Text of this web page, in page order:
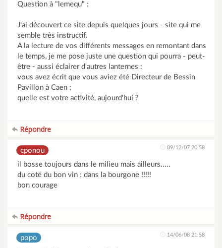
Question à "lemequ" :
J'ai découvert ce site depuis quelques jours - site qui me
semble très instructif.
A la lecture de vos différents messages en remontant dans
le temps, je me pose juste une question qui pourra - peut-
être - aussi éclairer d'autres lanternes :
vous avez écrit que vous aviez été Directeur de Bessin
Pavillon à Caen ;
quelle est votre activité, aujourd'hui ?
Répondre
cponou 09/12/07 20:58
il bosse toujours dans le milieu mais ailleurs.....
du coté du bon vin : dans la bourgone !!!!!
bon courage
Répondre
popo 14/06/08 21:58